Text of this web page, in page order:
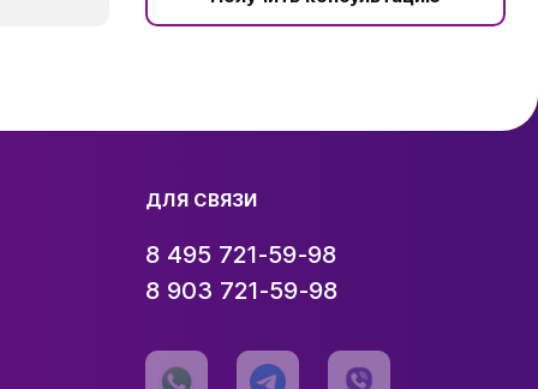
ДЛЯ СВЯЗИ
8 495 721-59-98
8 903 721-59-98